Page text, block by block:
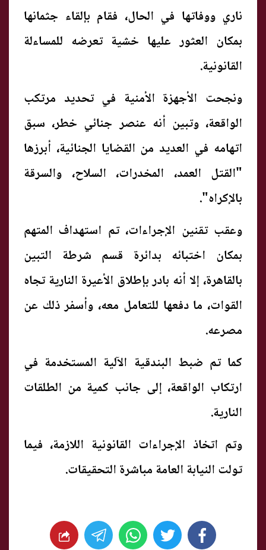
ناري ووفاتها في الحال، فقام بإلقاء جثمانها
بمكان العثور عليها خشية تعرضه للمساءلة
القانونية.
ونجحت الأجهزة الأمنية في تحديد مرتكب
الواقعة، وتبين أنه عنصر جنائي خطر، سبق
اتهامه في العديد من القضايا الجنائية، أبرزها
"القتل العمد، المخدرات، السلاح، والسرقة
بالإكراه".
وعقب تقنين الإجراءات، تم استهداف المتهم
بمكان اختبائه بدائرة قسم شرطة التبين
بالقاهرة، إلا أنه بادر بإطلاق الأعيرة النارية تجاه
القوات، ما دفعها للتعامل معه، وأسفر ذلك عن
مصرعه.
كما تم ضبط البندقية الآلية المستخدمة في
ارتكاب الواقعة، إلى جانب كمية من الطلقات
النارية.
وتم اتخاذ الإجراءات القانونية اللازمة، فيما
تولت النيابة العامة مباشرة التحقيقات.